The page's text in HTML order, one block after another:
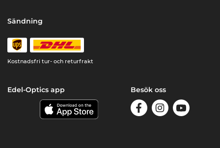
Sändning
Kostnadsfri tur- och returfrakt
Edel-Optics app Besök oss